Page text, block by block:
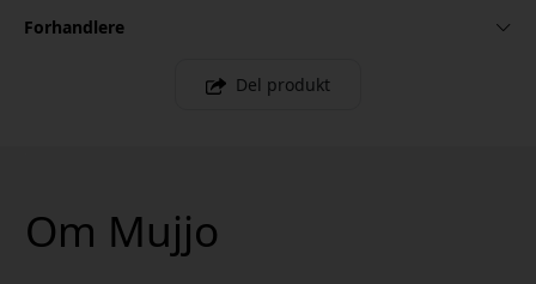
Forhandlere
Del produkt
Om Mujjo